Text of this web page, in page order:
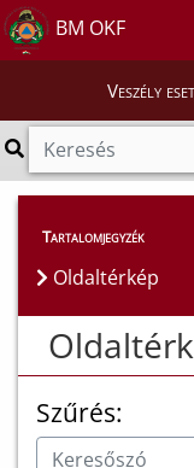
BM OKF
Veszély
Tartalomjegyzék
Oldaltérkép
Szűrés: